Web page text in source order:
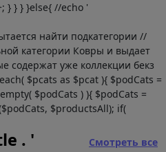
} } } }else{ //echo '
найти подкатегории //
категории Ковры и выдает
содержат уже коллекции бекз
$pcats as $pcat ){ $podCats =
$podCats ) ){ $podCats =
$productsAll); if(
. '
Смотреть все